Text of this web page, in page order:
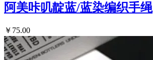
阿美咔叽靛蓝/蓝染编织手绳
￥75.00